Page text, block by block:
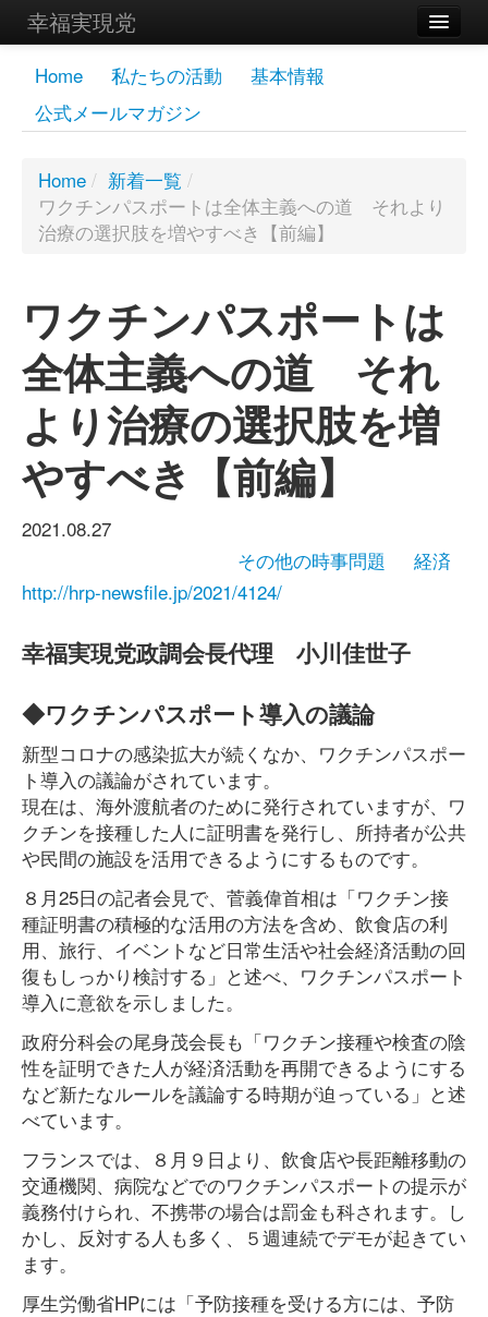
幸福実現党
メンバーズページ
党員
お問い合わせ
Home 私たちの活動
基本情報
公式メールマガジン
Home / 新着一覧 /
ワクチンパスポートは全体主義への道 それより
治療の選択肢を増やすべき【前編】
ワクチンパスポートは
全体主義への道 それ
より治療の選択肢を増
やすべき【前編】
2021.08.27
その他の時事問題
経済
http://hrp-newsfile.jp/2021/4124/
幸福実現党政調会長代理 小川佳世子
◆ワクチンパスポート導入の議論
新型コロナの感染拡大が続くなか、ワクチンパスポー
ト導入の議論がされています。
現在は、海外渡航者のために発行されていますが、ワ
クチンを接種した人に証明書を発行し、所持者が公共
や民間の施設を活用できるようにするものです。
８月25日の記者会見で、菅義偉首相は「ワクチン接
種証明書の積極的な活用の方法を含め、飲食店の利
用、旅行、イベントなど日常生活や社会経済活動の回
復もしっかり検討する」と述べ、ワクチンパスポート
導入に意欲を示しました。
政府分科会の尾身茂会長も「ワクチン接種や検査の陰
性を証明できた人が経済活動を再開できるようにする
など新たなルールを議論する時期が迫っている」と述
べています。
フランスでは、８月９日より、飲食店や長距離移動の
交通機関、病院などでのワクチンパスポートの提示が
義務付けられ、不携帯の場合は罰金も科されます。し
かし、反対する人も多く、５週連続でデモが起きてい
ます。
厚生労働省HPには「予防接種を受ける方には、予防